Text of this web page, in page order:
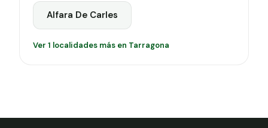
Alfara De Carles
Ver 1 localidades más en Tarragona